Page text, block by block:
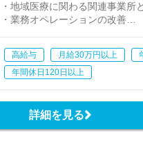
・地域医療に関わる関連事業所
・業務オペレーションの改善
・集患営業(新規訪問診療患者
・拠点マネジメント
高給与 月給30万円以上
年間休日120日以上
詳細を見る